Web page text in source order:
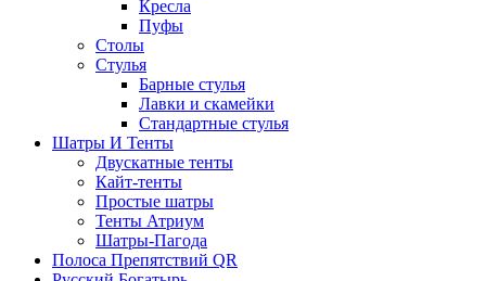
Кресла
Пуфы
Столы
Стулья
Барные стулья
Лавки и скамейки
Стандартные стулья
Шатры И Тенты
Двускатные тенты
Кайт-тенты
Простые шатры
Тенты Атриум
Шатры-Пагода
Полоса Препятствий QR